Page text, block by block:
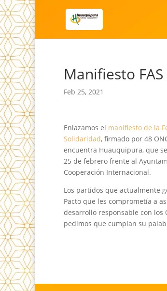
Manifiesto
Feb 25, 2021
Enlazamos el manifiesto de la
Solidaridad, firmado por 48
encuentra Huauquipura, que
25 de febrero frente al
Cooperación Internacional.
Los partidos que actualmente
Pacto que les comprometía a
desarrollo responsable con los
pedimos que cumplan su